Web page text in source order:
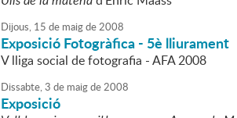
Dijous, 15 de maigde2008
Exposició Fotogràfica - 5è lliurament
V lliga social de fotografia - AFA 2008
Dissabte,3 de maigde2008
Exposició